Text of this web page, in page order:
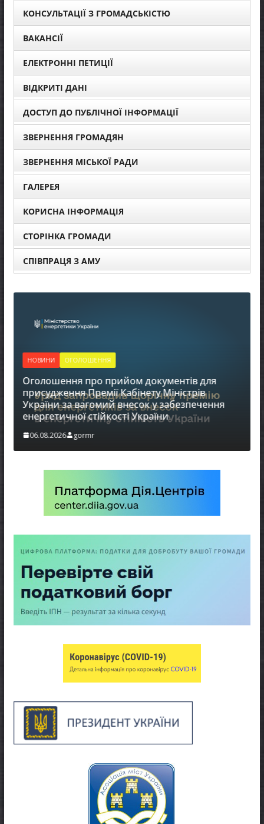
КОНСУЛЬТАЦІЇ З ГРОМАДСЬКІСТЮ
ВАКАНСІЇ
ЕЛЕКТРОННІ ПЕТИЦІЇ
ВІДКРИТІ ДАНІ
ДОСТУП ДО ПУБЛІЧНОЇ ІНФОРМАЦІЇ
ЗВЕРНЕННЯ ГРОМАДЯН
ЗВЕРНЕННЯ МІСЬКОЇ РАДИ
ГАЛЕРЕЯ
КОРИСНА ІНФОРМАЦІЯ
СТОРІНКА ГРОМАДИ
СПІВПРАЦЯ З АМУ
НОВИНИ ОГОЛОШЕННЯ
Оголошення про прийом документів для
присудження Премії Кабінету Міністрів
України за вагомий внесок у забезпечення
енергетичної стійкості України
06.08.2026 gormr